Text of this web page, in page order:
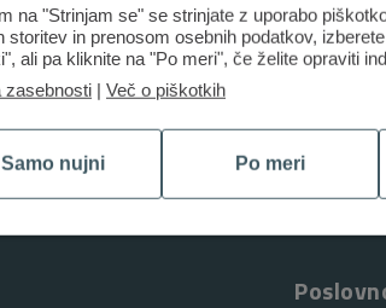
ali na e-naslov
na "Strinjam se" se strinjate z uporabo
storitev in prenosom osebnih podatkov,
ali pa kliknite na "Po meri", če želite opraviti
zasebnosti | Več o piškotkih
Samo nujni Po meri